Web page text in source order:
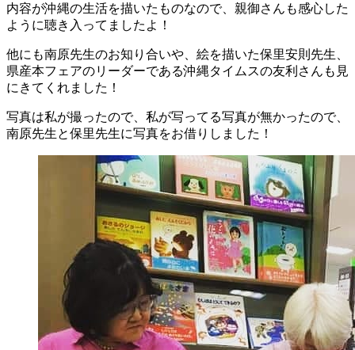
内容が沖縄の生活を描いたものなので、親御さんも感心した
ように聴き入ってましたよ！
他にも南原先生のお知り合いや、絵を描いた保里安則先生、
県産本フェアのリーダーである沖縄タイムスの友利さんも見
にきてくれました！
写真は私が撮ったので、私が写ってる写真が無かったので、
南原先生と保里先生に写真をお借りしました！